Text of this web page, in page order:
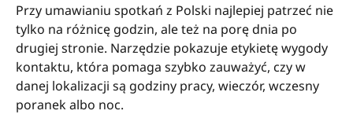
Przy umawianiu spotkań z Polski najlepiej patrzeć nie
tylko na różnicę godzin, ale też na porę dnia po
drugiej stronie. Narzędzie pokazuje etykietę wygody
kontaktu, która pomaga szybko zauważyć, czy w
danej lokalizacji są godziny pracy, wieczór, wczesny
poranek albo noc.